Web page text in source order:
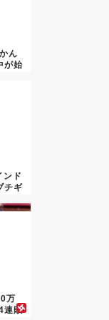
ん
が始
ンド
チギ
万
連敗